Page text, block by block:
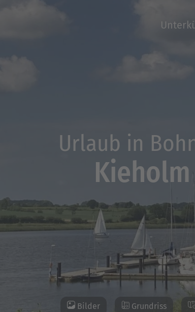
Urlaub in
Kieholm
Bilder Grundriss